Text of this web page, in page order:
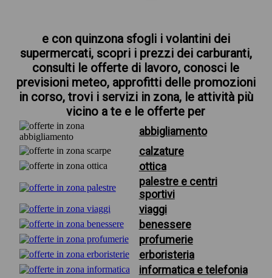
e con quinzona sfogli i volantini dei
supermercati, scopri i prezzi dei carburanti,
consulti le offerte di lavoro, conosci le
previsioni meteo, approfitti delle promozioni
in corso, trovi i servizi in zona, le attività più
vicino a te e le offerte per
abbigliamento
calzature
ottica
palestre e centri
sportivi
viaggi
benessere
profumerie
erboristeria
informatica e telefonia